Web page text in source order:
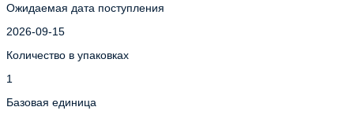
Ожидаемая дата поступления
2026-09-15
Количество в упаковках
1
Базовая единица